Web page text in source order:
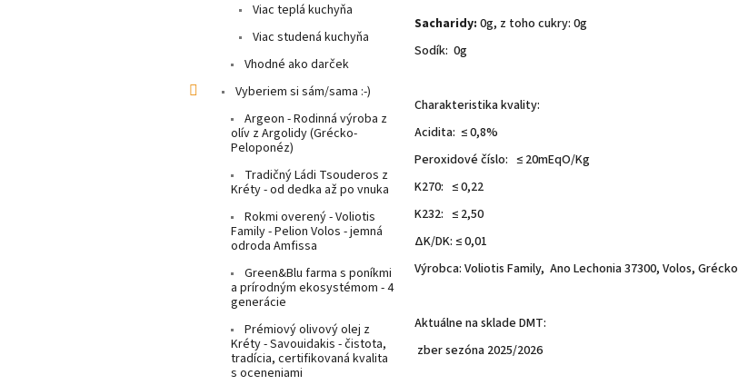
Viac teplá kuchyňa
Viac studená kuchyňa
Vhodné ako darček
Vyberiem si sám/sama :-)
Argeon - Rodinná výroba z
olív z Argolidy (Grécko-
Peloponéz)
Tradičný Ládi Tsouderos z
Kréty - od dedka až po vnuka
Rokmi overený - Voliotis
Family - Pelion Volos - jemná
odroda Amfissa
Green&Blu farma s poníkmi
a prírodným ekosystémom - 4
generácie
Prémiový olivový olej z
Kréty - Savouidakis - čistota,
tradícia, certifikovaná kvalita
s oceneniami
Sacharidy: 0g, z toho cukry: 0g
Sodík: 0g
Charakteristika kvality:
Acidita: ≤ 0,8%
Peroxidové číslo: ≤ 20mEqO/Kg
K270: ≤ 0,22
K232: ≤ 2,50
ΔΚ/DK: ≤ 0,01
Výrobca: Voliotis Family, Ano Lechonia 37300, Volos, Grécko
Aktuálne na sklade DMT:
zber sezóna 2025/2026